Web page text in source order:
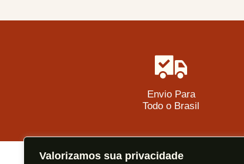
Valorizamos sua privacidade
Envio Para
Todo o Brasil